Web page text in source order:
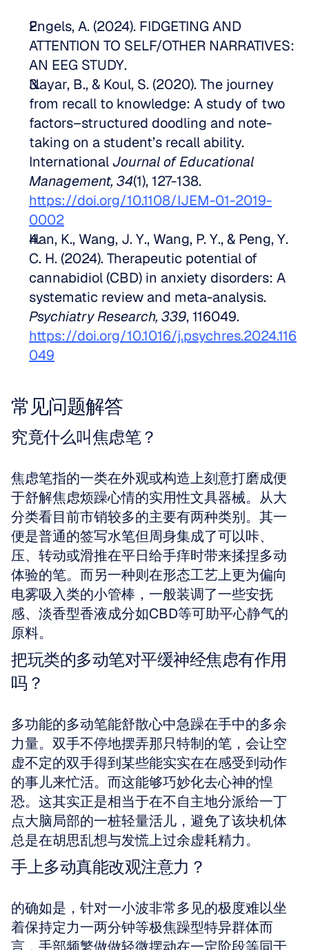
Engels, A. (2024). FIDGETING AND
ATTENTION TO SELF/OTHER NARRATIVES:
AN EEG STUDY.
Nayar, B., & Koul, S. (2020). The journey
from recall to knowledge: A study of two
factors–structured doodling and note-
taking on a student’s recall ability.
International Journal of Educational
Management, 34
https://doi.org/10.1108/IJEM-01-2019-
0002
Han, K., Wang, J. Y., Wang, P. Y., & Peng, Y.
C. H. (2024). Therapeutic potential of
cannabidiol (CBD) in anxiety disorders: A
Psychiatry Research, 339
https://doi.org/10.1016/j.psychres.2024.116
049
常见问题解答
究竟什么叫焦虑笔？
焦虑笔指的一类在外观或构造上刻意打磨成便
于舒解焦虑烦躁心情的实用性文具器械。从大
分类看目前市销较多的主要有两种类别。其一
便是普通的签写水笔但周身集成了可以咔、
压、转动或滑推在平日给手痒时带来揉捏多动
体验的笔。而另一种则在形态工艺上更为偏向
电雾吸入类的小管棒，一般装调了一些安抚
感、淡香型香液成分如CBD等可助平心静气的
原料。
把玩类的多动笔对平缓神经焦虑有作用
吗？
多功能的多动笔能舒散心中急躁在手中的多余
力量。双手不停地摆弄那只特制的笔，会让空
虚不定的双手得到某些能实实在在感受到动作
的事儿来忙活。而这能够巧妙化去心神的惶
恐。这其实正是相当于在不自主地分派给一丁
点大脑局部的一桩轻量活儿，避免了该块机体
总是在胡思乱想与发慌上过余虚耗精力。
手上多动真能改观注意力？
的确如是，针对一小波非常多见的极度难以坐
着保持定力一两分钟等极焦躁型特异群体而